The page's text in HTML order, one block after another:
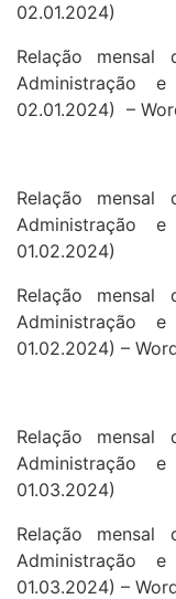
02.01.2024)
Relação mensal
Administração
02.01.2024) –
Relação mensal
Administração
01.02.2024)
Relação mensal
Administração
01.02.2024) –
Relação mensal
Administração
01.03.2024)
Relação mensal
Administração
01.03.2024) –